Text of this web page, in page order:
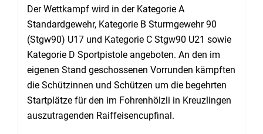
Der Wettkampf wird in der Kategorie A
Standardgewehr, Kategorie B Sturmgewehr 90
(Stgw90) U17 und Kategorie C Stgw90 U21 sowie
Kategorie D Sportpistole angeboten. An den im
eigenen Stand geschossenen Vorrunden kämpften
die Schützinnen und Schützen um die begehrten
Startplätze für den im Fohrenhölzli in Kreuzlingen
auszutragenden Raiffeisencupfinal.